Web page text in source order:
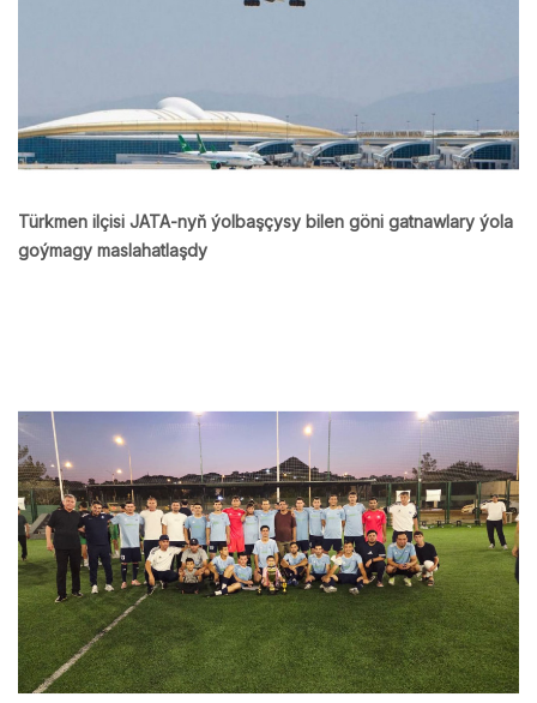
Türkmen ilçisi JATA-nyň ýolbaşçysy bilen göni gatnawlary ýola
goýmagy maslahatlaşdy